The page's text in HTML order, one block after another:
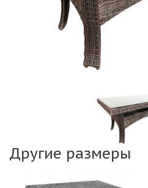
Другие размеры